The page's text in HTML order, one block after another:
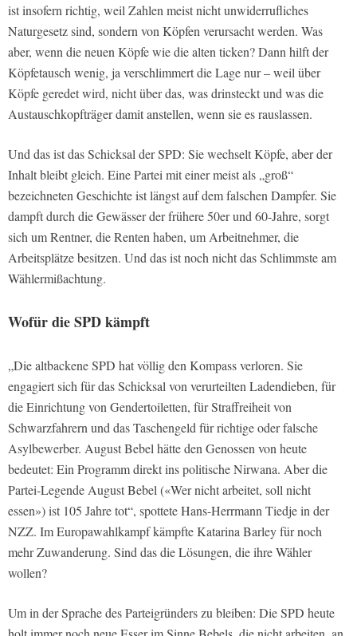
ist insofern richtig, weil Zahlen meist nicht unwiderrufliches
Naturgesetz sind, sondern von Köpfen verursacht werden. Was
aber, wenn die neuen Köpfe wie die alten ticken? Dann hilft der
Köpfetausch wenig, ja verschlimmert die Lage nur – weil über
Köpfe geredet wird, nicht über das, was drinsteckt und was die
Austauschkopfträger damit anstellen, wenn sie es rauslassen.
Und das ist das Schicksal der SPD: Sie wechselt Köpfe, aber der
Inhalt bleibt gleich. Eine Partei mit einer meist als „groß“
bezeichneten Geschichte ist längst auf dem falschen Dampfer. Sie
dampft durch die Gewässer der frühere 50er und 60-Jahre, sorgt
sich um Rentner, die Renten haben, um Arbeitnehmer, die
Arbeitsplätze besitzen. Und das ist noch nicht das Schlimmste am
Wählermißachtung.
Wofür die SPD kämpft
„Die altbackene SPD hat völlig den Kompass verloren. Sie
engagiert sich für das Schicksal von verurteilten Ladendieben, für
die Einrichtung von Gendertoiletten, für Straffreiheit von
Schwarzfahrern und das Taschengeld für richtige oder falsche
Asylbewerber. August Bebel hätte den Genossen von heute
bedeutet: Ein Programm direkt ins politische Nirwana. Aber die
Partei-Legende August Bebel («Wer nicht arbeitet, soll nicht
essen») ist 105 Jahre tot“, spottete Hans-Herrmann Tiedje in der
NZZ. Im Europawahlkampf kämpfte Katarina Barley für noch
mehr Zuwanderung. Sind das die Lösungen, die ihre Wähler
wollen?
Um in der Sprache des Parteigründers zu bleiben: Die SPD heute